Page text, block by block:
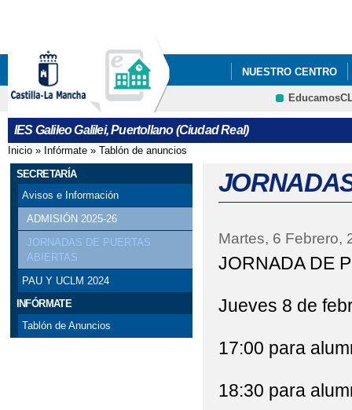
NUESTRO CENTRO
PROYECTO DE
IES Galileo Galilei, Puertollano (Ciudad Real)
Se encuentra usted aquí
Inicio » Infórmate » Tablón de anuncios
SECRETARÍA
Avisos e Información
ADMISIÓN 2025-26
JORNADAS DE PUERTAS
ABIERTAS
PAU Y UCLM 2024
INFÓRMATE
Tablón de Anuncios
Martes, 6 Febrero,
JORNADA DE
Jueves 8 de
17:00 para
18:30 para